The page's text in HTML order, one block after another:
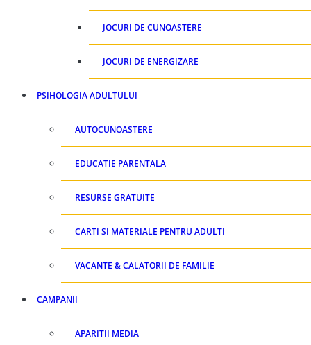
JOCURI DE CUNOASTERE
JOCURI DE ENERGIZARE
PSIHOLOGIA ADULTULUI
AUTOCUNOASTERE
EDUCATIE PARENTALA
RESURSE GRATUITE
CARTI SI MATERIALE PENTRU ADULTI
VACANTE & CALATORII DE FAMILIE
CAMPANII
APARITII MEDIA